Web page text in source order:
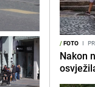
/FOTO I
Nakon